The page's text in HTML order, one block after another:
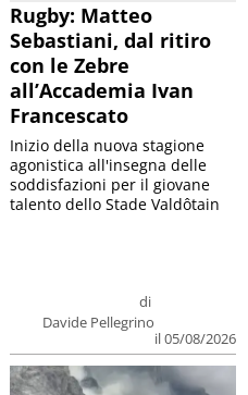
Rugby: Matteo
Sebastiani, dal ritiro
con le Zebre
all’Accademia Ivan
Francescato
di
Davide Pellegrino
il 05/08/2026
Inizio della nuova stagione
agonistica all'insegna delle
soddisfazioni per il giovane
talento dello Stade Valdôtain